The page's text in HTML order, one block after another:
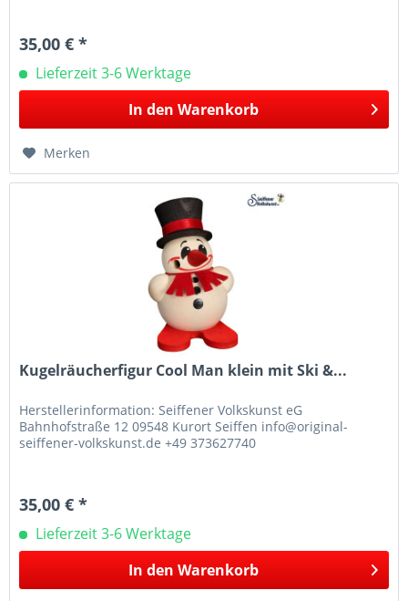
35,00 € *
Lieferzeit 3-6 Werktage
In den Warenkorb
Merken
Kugelräucherfigur Cool Man klein mit Ski &...
Herstellerinformation: Seiffener Volkskunst eG
Bahnhofstraße 12 09548 Kurort Seiffen info@original-
seiffener-volkskunst.de +49 373627740
35,00 € *
Lieferzeit 3-6 Werktage
In den Warenkorb